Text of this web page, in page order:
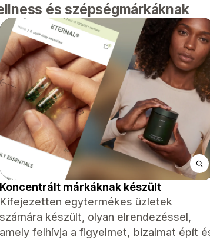
és szépségmárkáknak
Koncentrált márkáknak készült
Kifejezetten egytermékes üzletek
számára készült, olyan elrendezéssel,
amely felhívja a figyelmet, bizalmat épít